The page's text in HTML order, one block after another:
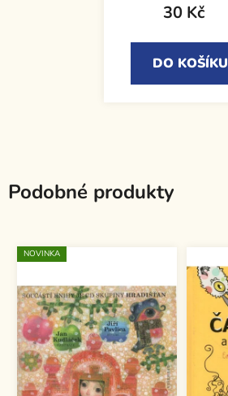
30 Kč
DO KOŠÍKU
Podobné produkty
NOVINKA